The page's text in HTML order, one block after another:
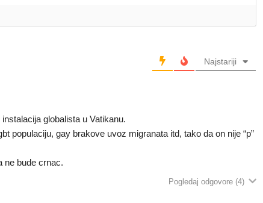
Najstariji
globalista u Vatikanu.
populaciju, gay brakove uvoz migranata itd, tako da on nije “p”
ne bude crnac.
Pogledaj odgovore (4)